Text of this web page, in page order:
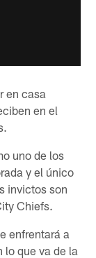
en casa
en el
uno de los
y el único
invictos son
Chiefs.
enfrentará a
lo que va de la